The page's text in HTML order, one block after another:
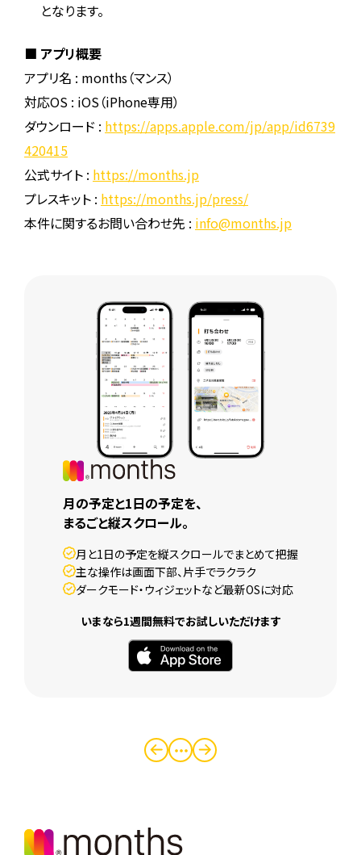
となります。
■ アプリ概要
アプリ名 : months（マンス）
対応OS : iOS（iPhone専用）
ダウンロード : https://apps.apple.com/jp/app/id6739
420415
公式サイト : https://months.jp
プレスキット : https://months.jp/press/
本件に関するお問い合わせ先 : info@months.jp
月の予定と1日の予定を、
まるごと縦スクロール。
月と1日の予定を縦スクロールでまとめて把握
主な操作は画面下部、片手でラクラク
ダークモード・ウィジェットなど最新OSに対応
いまなら1週間無料でお試しいただけます
・・・